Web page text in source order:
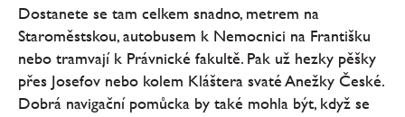
Dostanete se tam celkem snadno, metrem na
Staroměstskou, autobusem k Nemocnici na Františku
nebo tramvají k Právnické fakultě. Pak už hezky pěšky
přes Josefov nebo kolem Kláštera svaté Anežky České.
Dobrá navigační pomůcka by také mohla být, když se